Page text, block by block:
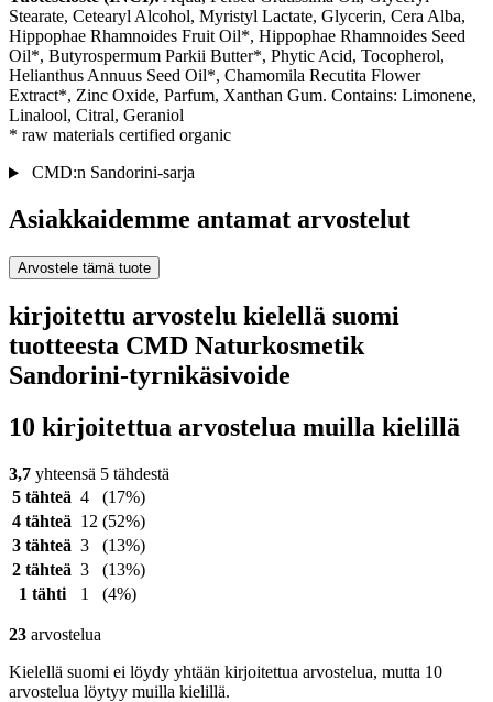
Stearate, Cetearyl Alcohol, Myristyl Lactate, Glycerin, Cera Alba,
Hippophae Rhamnoides Fruit Oil*, Hippophae Rhamnoides Seed
Oil*, Butyrospermum Parkii Butter*, Phytic Acid, Tocopherol,
Helianthus Annuus Seed Oil*, Chamomila Recutita Flower
Extract*, Zinc Oxide, Parfum, Xanthan Gum. Contains: Limonene,
Linalool, Citral, Geraniol
* raw materials certified organic
CMD:n Sandorini-sarja
Asiakkaidemme antamat arvostelut
Arvostele tämä tuote
kirjoitettu arvostelu kielellä suomi
tuotteesta CMD Naturkosmetik
Sandorini-tyrnikäsivoide
10 kirjoitettua arvostelua muilla kielillä
3,7 yhteensä 5 tähdestä
5 tähteä 4
(17%)
4 tähteä 12 (52%)
3 tähteä 3
(13%)
2 tähteä 3
(13%)
1 tähti
1 (4%)
23 arvostelua
Kielellä suomi ei löydy yhtään kirjoitettua arvostelua, mutta 10
arvostelua löytyy muilla kielillä.